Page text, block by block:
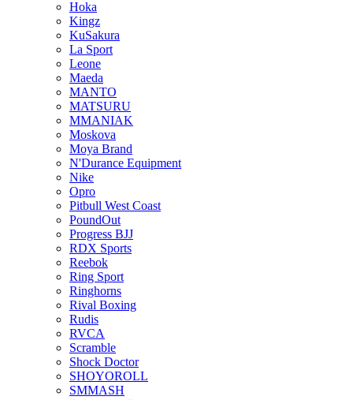
Hoka
Kingz
KuSakura
La Sport
Leone
Maeda
MANTO
MATSURU
MMANIAK
Moskova
Moya Brand
N'Durance Equipment
Nike
Opro
Pitbull West Coast
PoundOut
Progress BJJ
RDX Sports
Reebok
Ring Sport
Ringhorns
Rival Boxing
Rudis
RVCA
Scramble
Shock Doctor
SHOYOROLL
SMMASH